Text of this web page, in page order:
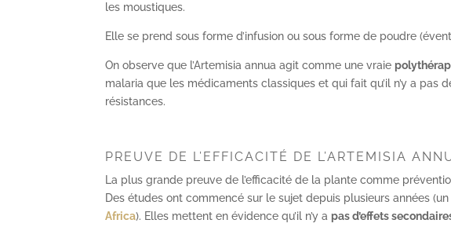
les moustiques.
Elle se prend sous forme d’infusion ou sous forme de poudre
On observe que l’Artemisia annua agit comme une vraie
malaria que les médicaments classiques et qui fait qu’il n’y a
résistances.
PREUVE DE L’EFFICACITÉ DE L’ARTEMISIA
La plus grande preuve de l’efficacité de la plante comme
Des études ont commencé sur le sujet depuis plusieurs années
Africa). Elles mettent en évidence qu’il n’y a pas d’effets